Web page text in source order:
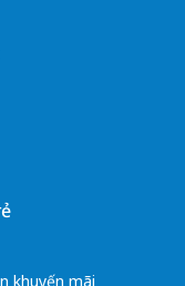
khuyến mãi